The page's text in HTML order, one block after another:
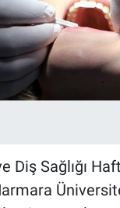
Diş Sağlığı